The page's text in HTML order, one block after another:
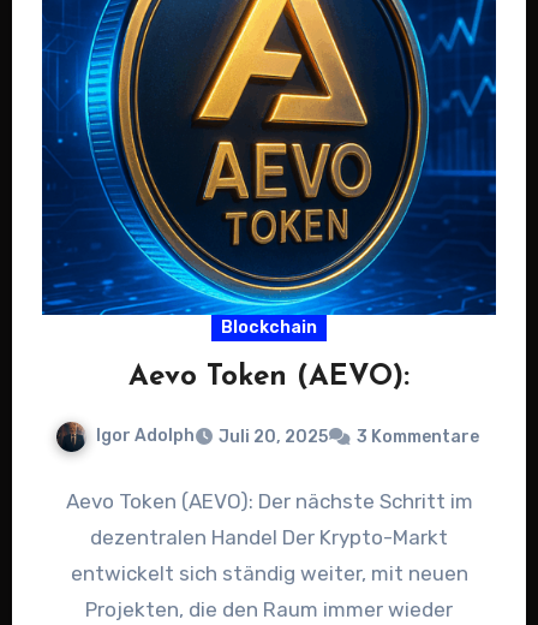
Blockchain
Aevo Token (AEVO):
Igor Adolph Juli 20, 2025 3 Kommentare
Aevo Token (AEVO): Der nächste Schritt im
dezentralen Handel Der Krypto-Markt
entwickelt sich ständig weiter, mit neuen
Projekten, die den Raum immer wieder